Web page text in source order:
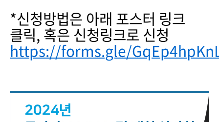
*신청방법은 아래 포스터 링크
클릭, 혹은 신청링크로 신청
https://forms.gle/